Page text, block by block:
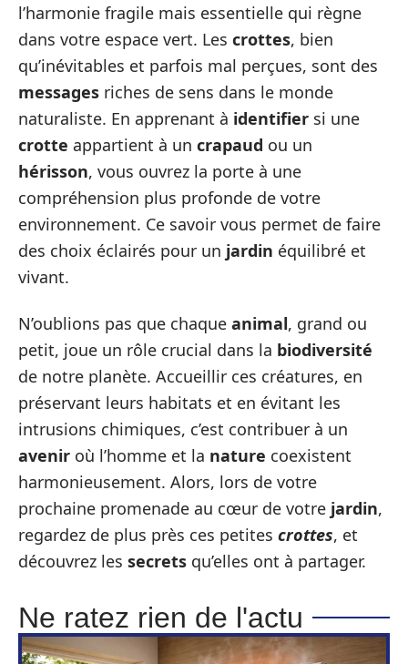
l’harmonie fragile mais essentielle qui règne
dans votre espace vert. Les crottes, bien
qu’inévitables et parfois mal perçues, sont des
messages riches de sens dans le monde
naturaliste. En apprenant à identifier si une
crotte appartient à un crapaud ou un
hérisson, vous ouvrez la porte à une
compréhension plus profonde de votre
environnement. Ce savoir vous permet de faire
des choix éclairés pour un jardin équilibré et
vivant.
N’oublions pas que chaque animal, grand ou
petit, joue un rôle crucial dans la biodiversité
de notre planète. Accueillir ces créatures, en
préservant leurs habitats et en évitant les
intrusions chimiques, c’est contribuer à un
avenir où l’homme et la nature coexistent
harmonieusement. Alors, lors de votre
prochaine promenade au cœur de votre jardin,
regardez de plus près ces petites crottes, et
découvrez les secrets qu’elles ont à partager.
Ne ratez rien de l'actu